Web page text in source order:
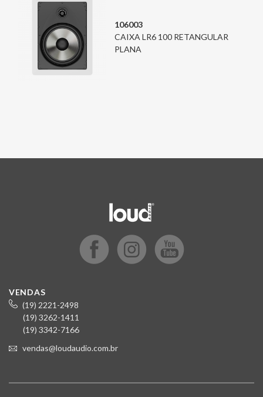
106003
CAIXA LR6 100 RETANGULAR
PLANA
VENDAS
(19) 2221-2498
(19) 3262-1411
(19) 3342-7166
vendas@loudaudio.com.br